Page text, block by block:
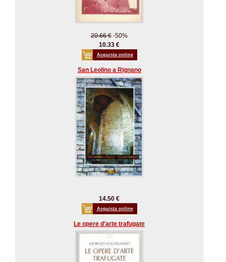
20.66 € -50%
10.33 €
Acquista online
San Leolino a Rignano
14.50 €
Acquista online
Le opere d'arte trafugate